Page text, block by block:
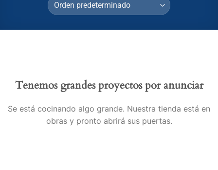
Tenemos grandes proyectos por anunciar
Se está cocinando algo grande. Nuestra tienda está en
obras y pronto abrirá sus puertas.